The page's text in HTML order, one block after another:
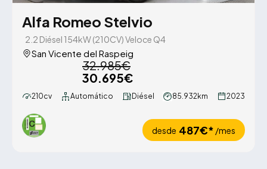
Alfa Romeo Stelvio
2.2 Diésel 154kW (210CV) Veloce Q4
San Vicente del Raspeig
32.985€
30.695€
210cv Automático Diésel 85.932km 2023
desde 487€* /mes